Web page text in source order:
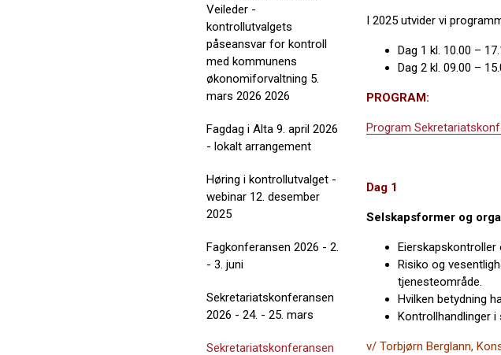
Veileder -
kontrollutvalgets
påseansvar for kontroll
med kommunens
økonomiforvaltning 5.
mars 2026 2026
Fagdag i Alta 9. april 2026
- lokalt arrangement
Høring i kontrollutvalget -
webinar 12. desember
2025
Fagkonferansen 2026 - 2.
- 3. juni
Sekretariatskonferansen
2026 - 24. - 25. mars
Sekretariatskonferansen
I 2025 utvider vi
Dag 1 kl. 10.00 –
Dag 2 kl. 09.00 –
PROGRAM:
Program
Dag 1
Selskapsformer og
Risiko og
tjenesteområde.
Hvilken betydning
Kontrollhandlinger
v/ Torbjørn Berglann,